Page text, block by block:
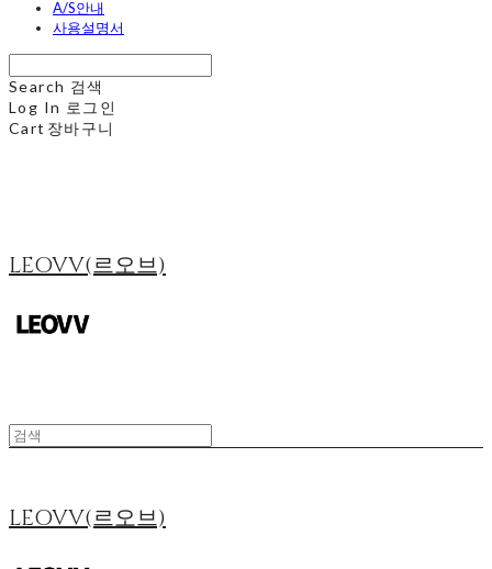
A/S안내
사용설명서
Search 검색
Log In 로그인
Cart 장바구니
LEOVV(르오브)
LEOVV(르오브)